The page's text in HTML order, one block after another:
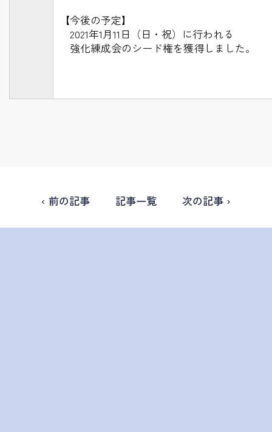
【今後の予定】
2021年1月11日（日・祝）に行われる
強化練成会のシード権を獲得しました。
‹ 前の記事 記事一覧 次の記事 ›